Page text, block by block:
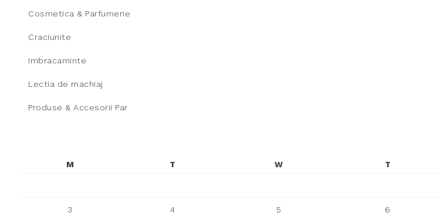
Cosmetica & Parfumerie
Craciunite
Imbracaminte
Lectia de machiaj
Produse & Accesorii Par
M T W T
3 4 5 6